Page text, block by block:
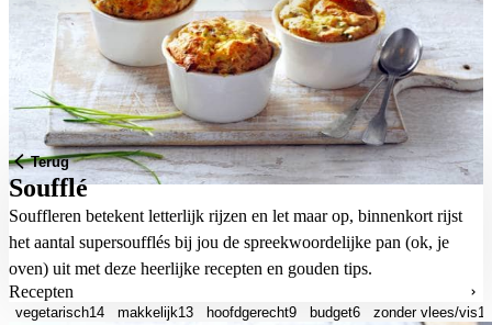
Terug
Soufflé
Souffleren betekent letterlijk rijzen en let maar op, binnenkort rijst
het aantal supersoufflés bij jou de spreekwoordelijke pan (ok, je
oven) uit met deze heerlijke recepten en gouden tips.
Recepten
vegetarisch14 makkelijk13 hoofdgerecht9 budget6 zonder vlees/vis17